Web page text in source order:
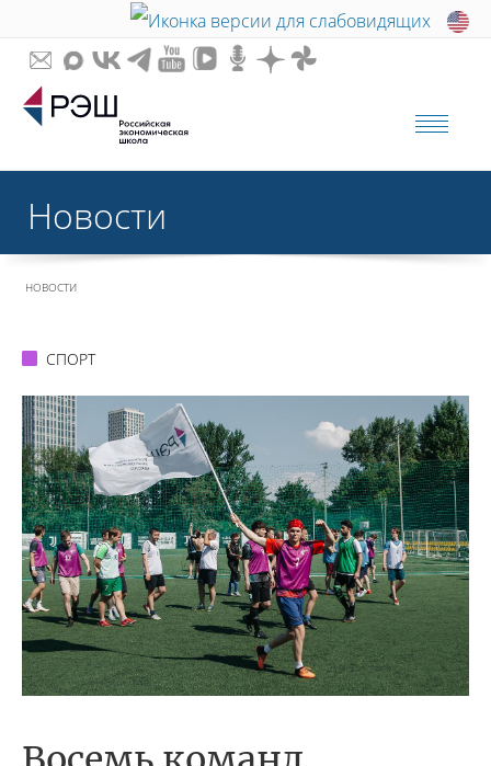
Новости
НОВОСТИ
СПОРТ